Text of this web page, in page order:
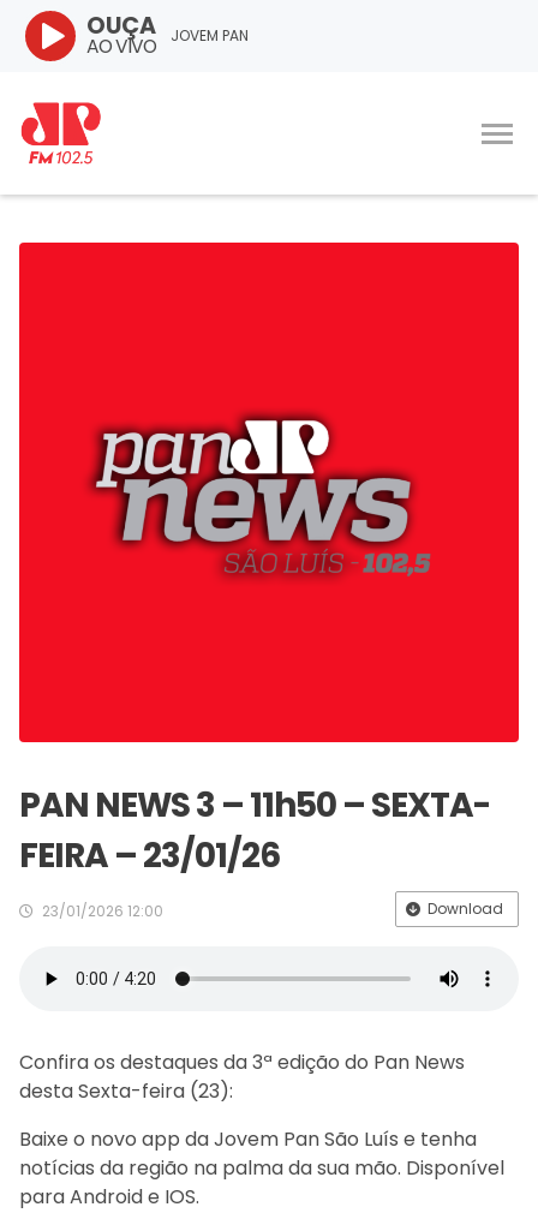
JOVEM PAN
OUÇA
AO VIVO
PAN NEWS 3 – 11h50 – SEXTA-
FEIRA – 23/01/26
23/01/2026 12:00 Download
Confira os destaques da 3ª edição do Pan News
desta Sexta-feira (23):
Baixe o novo app da Jovem Pan São Luís e tenha
notícias da região na palma da sua mão. Disponível
para Android e IOS.